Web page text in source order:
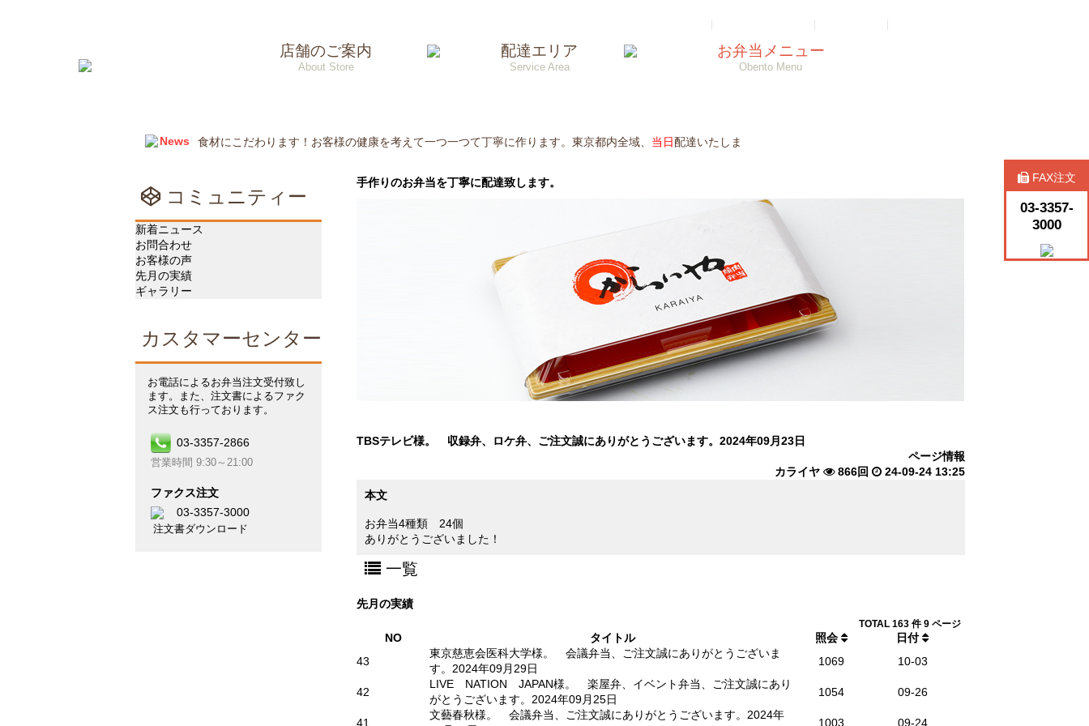
店舗のご案内
About Store
配達エリア
Service Area
お弁当メニュー
Obento Menu
News
2025年12月31日~1月2の期間をお休みさせていただきます。
食材にこだわります！お客様の健康を考えて一つ一つて丁寧に作ります。東京都内全域、
す。
コミュニティー
新着ニュース
お問合わせ
お客様の声
先月の実績
ギャラリー
カスタマーセンター
お電話によるお弁当注文受付致し
ます。また、注文書によるファク
ス注文も行っております。
03-3357-2866
営業時間 9:30～21:00
ファクス注文
03-3357-3000
注文書ダウンロード
手作りのお弁当を丁寧に配達致します。
TBSテレビ様。 収録弁、ロケ弁、ご注文誠にありがとうございます。2024年09月23日
ページ情報
カライヤ
866回
24-09-24 13:25
本文
お弁当4種類 24個
ありがとうございました！
一覧
先月の実績
TOTAL 163 件 9 ページ
NO タイトル 照会
日付
43
東京慈恵会医科大学様。 会議弁当、ご注文誠にありがとうございま
す。2024年09月29日
1069 10-03
42
LIVE NATION JAPAN様。 楽屋弁、イベント弁当、ご注文誠にあり
がとうございます。2024年09月25日
1054 09-26
41
文藝春秋様。 会議弁当、ご注文誠にありがとうございます。2024年
1003 09-24
FAX注文
03-3357-
3000